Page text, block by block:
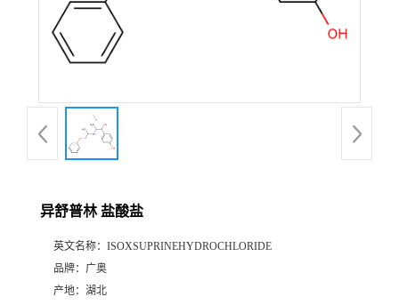
异舒普林 盐酸盐
英文名称： ISOXSUPRINEHYDROCHLORIDE
品牌： 广奥
产地： 湖北